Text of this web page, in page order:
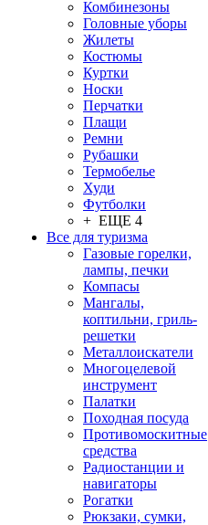
Комбинезоны
Головные уборы
Жилеты
Костюмы
Куртки
Носки
Перчатки
Плащи
Ремни
Рубашки
Термобелье
Худи
Футболки
+ ЕЩЕ 4
Все для туризма
Газовые горелки,
лампы, печки
Компасы
Мангалы,
коптильни, гриль-
решетки
Металлоискатели
Многоцелевой
инструмент
Палатки
Походная посуда
Противомоскитные
средства
Радиостанции и
навигаторы
Рогатки
Рюкзаки, сумки,